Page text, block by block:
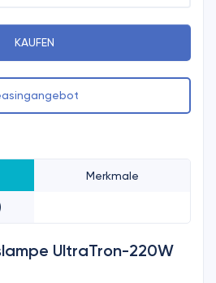
KAUFEN
Merkmale
UltraTron-220W